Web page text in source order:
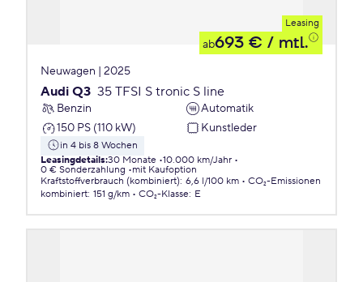
Leasing
ab693 € / mtl.
Neuwagen | 2025
Audi Q3 35 TFSI S tronic S line
Benzin
Automatik
150 PS (110 kW)
Kunstleder
in 4 bis 8 Wochen
Leasingdetails:30 Monate 10.000 km/Jahr
0 € Sonderzahlung
mit Kaufoption
Kraftstoffverbrauch (kombiniert): 6,6 l/100 km
CO₂-Emissionen
kombiniert: 151 g/km CO₂-Klasse: E